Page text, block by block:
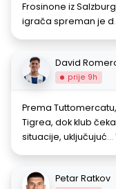
Frosinone iz
igrača spreman je d
David
prije 9h
Prema
Tigrea, dok klub
situacije, uključujuć...
Petar Ratkov